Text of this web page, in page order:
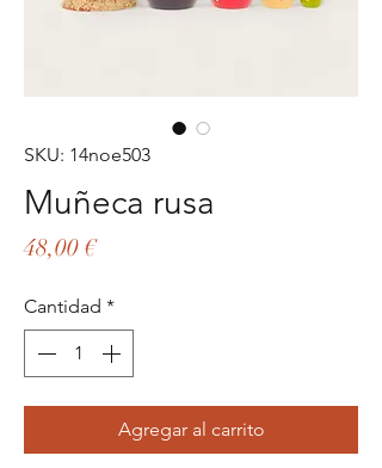
SKU: 14noe503
Muñeca rusa
48,00 €Precio
Cantidad *
Agregar al carrito